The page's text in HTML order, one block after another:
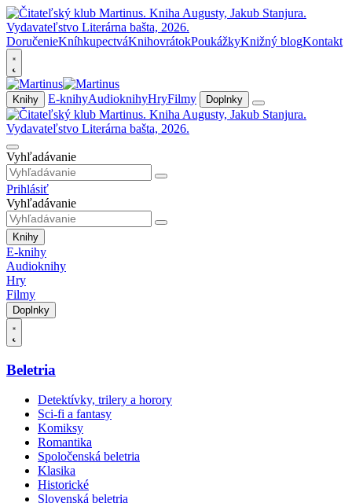
DoručenieKníhkupectváKnihovrátokPoukážkyKnižný blogKontakt
Knihy E-knihyAudioknihyHryFilmy Doplnky
Vyhľadávanie
Prihlásiť
Vyhľadávanie
Knihy
E-knihy
Audioknihy
Hry
Filmy
Doplnky
Beletria
Detektívky, trilery a horory
Sci-fi a fantasy
Komiksy
Romantika
Spoločenská beletria
Klasika
Historické
Slovenská beletria